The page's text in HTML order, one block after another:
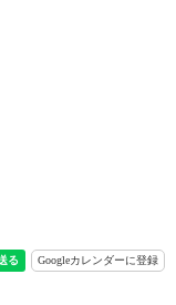
Googleカレンダーに登録